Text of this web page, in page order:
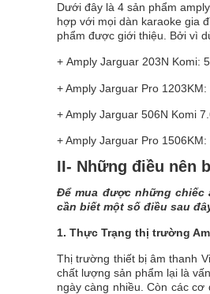
Dưới đây là 4 sản phẩm
hợp với mọi dàn karaoke gia
phẩm được giới thiệu. Bởi vì
+ Amply Jarguar 203N Komi:
+ Amply Jarguar Pro
+ Amply Jarguar 506N Komi
+ Amply Jarguar Pro
II- Những điều nên
Để mua được những chiếc
cần biết một số điều sau
1. Thực Trạng thị trường
Thị trường thiết bị âm thanh
chất lượng sản phẩm lại là
ngày càng nhiều. Còn các